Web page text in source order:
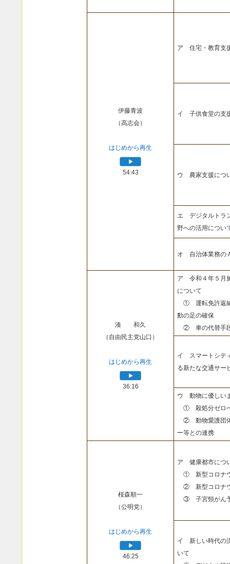
伊藤青波
（高志会）
はじめから再生
54:43
ア 住宅・教育支
イ 子供食堂の支
ウ 農家支援につ
エ デジタルトラ
野への活用につい
オ 自治体業務の
湊 和久
（自由民主党山口）
はじめから再生
36:16
ア 令和４年５月
について
① 運転免許返納
動の足の確保
② 車の代替手段
イ スマートシテ
る新たな交通サー
ウ 動物に優しい
① 殺処分ゼロへ
② 動物愛護団体
ー等との連携
桜森順一
（公明党）
はじめから再生
46:25
ア 健康都市につ
① 新型コロナウ
② 新型コロナウ
③ 子宮頸がん予
イ 新しい時代の
いて